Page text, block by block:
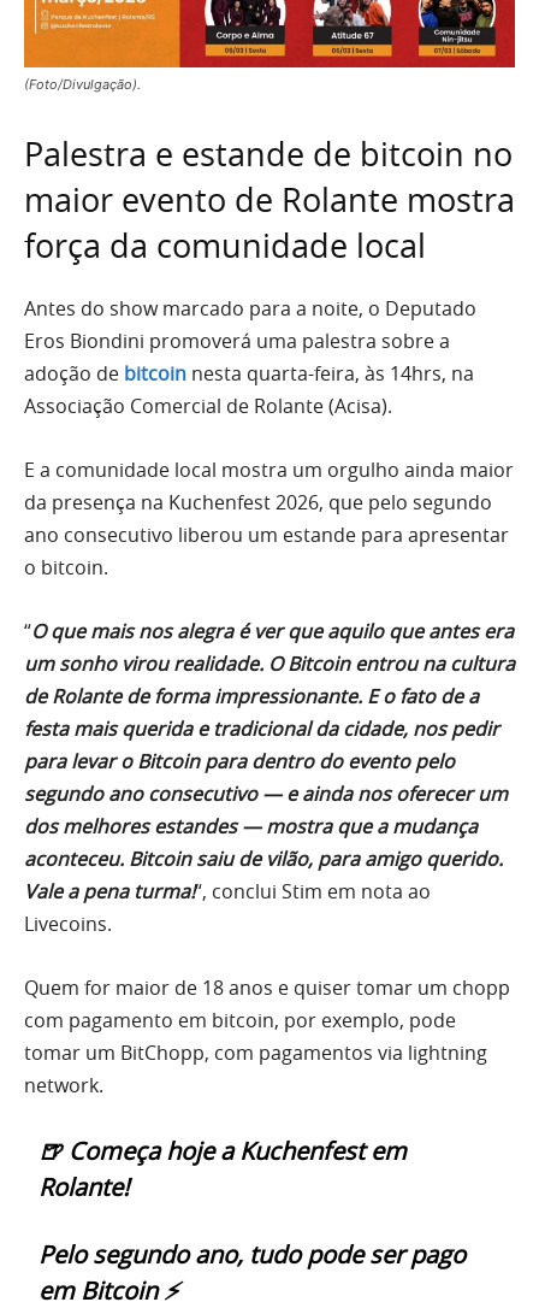
(Foto/Divulgação).
Palestra e estande de bitcoin no
maior evento de Rolante mostra
força da comunidade local
Antes do show marcado para a noite, o Deputado
Eros Biondini promoverá uma palestra sobre a
adoção de bitcoin nesta quarta-feira, às 14hrs, na
Associação Comercial de Rolante (Acisa).
E a comunidade local mostra um orgulho ainda maior
da presença na Kuchenfest 2026, que pelo segundo
ano consecutivo liberou um estande para apresentar
o bitcoin.
“O que mais nos alegra é ver que aquilo que antes era
um sonho virou realidade. O Bitcoin entrou na cultura
de Rolante de forma impressionante. E o fato de a
festa mais querida e tradicional da cidade, nos pedir
para levar o Bitcoin para dentro do evento pelo
segundo ano consecutivo — e ainda nos oferecer um
dos melhores estandes — mostra que a mudança
aconteceu. Bitcoin saiu de vilão, para amigo querido.
Vale a pena turma!“, conclui Stim em nota ao
Livecoins.
Quem for maior de 18 anos e quiser tomar um chopp
com pagamento em bitcoin, por exemplo, pode
tomar um BitChopp, com pagamentos via lightning
network.
🍺 Começa hoje a Kuchenfest em
Rolante!
Pelo segundo ano, tudo pode ser pago
em Bitcoin ⚡